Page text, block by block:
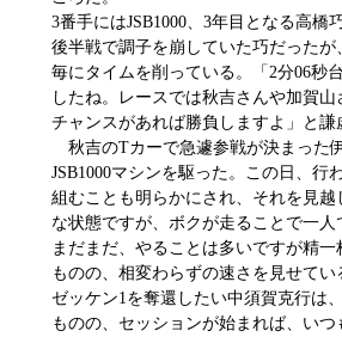
3番手にはJSB1000、3年目となる高
後半戦で調子を崩していた巧だった
毎にタイムを削っている。「2分06秒
したね。レースでは秋吉さんや加賀
チャンスがあれば勝負しますよ」と
秋吉のTカーで急遽参戦が決まった
JSB1000マシンを駆った。この日、
組むことも明らかにされ、それを見
な状態ですが、ボクが走ることで一
まだまだ、やることは多いですが精
ものの、相変わらずの速さを見せてい
ゼッケン1を奪還したい中須賀克行は
ものの、セッションが始まれば、い